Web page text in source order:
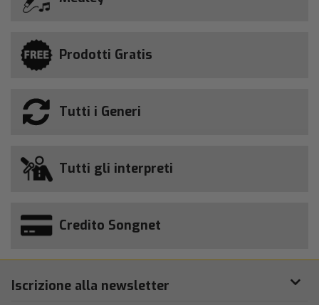
Prodotti Gratis
Tutti i Generi
Tutti gli interpreti
Credito Songnet
Iscrizione alla newsletter